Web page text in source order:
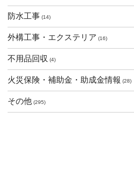
防水工事 (14)
外構工事・エクステリア (16)
不用品回収 (4)
火災保険・補助金・助成金情報 (28)
その他 (295)